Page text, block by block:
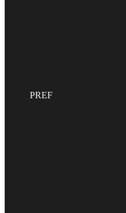
PREF